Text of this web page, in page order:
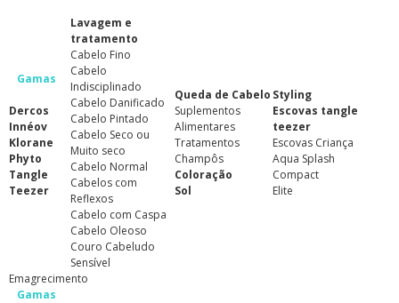
Gamas
Dercos
Innéov
Klorane
Phyto
Tangle
Teezer
Lavagem e
tratamento
Cabelo Fino
Cabelo
Indisciplinado
Cabelo Danificado
Cabelo Pintado
Cabelo Seco ou
Muito seco
Cabelo Normal
Cabelos com
Reflexos
Cabelo com Caspa
Cabelo Oleoso
Couro Cabeludo
Sensível
Queda de Cabelo
Suplementos
Alimentares
Tratamentos
Champôs
Coloração
Sol
Styling
Escovas tangle
teezer
Escovas Criança
Aqua Splash
Compact
Elite
Emagrecimento
Gamas